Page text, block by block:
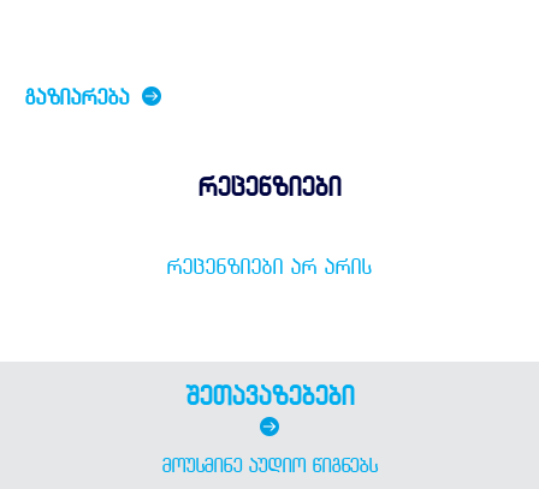
ᲒᲐᲖᲘᲐᲠᲔᲑᲐ
რეცენზიები
ᲠᲔᲪᲔᲜᲖᲘᲔᲑᲘ ᲐᲠ ᲐᲠᲘᲡ
შეთავაზებები
ᲛᲝᲣᲡᲛᲘᲜᲔ ᲐᲣᲓᲘᲝ ᲬᲘᲒᲜᲔᲑᲡ